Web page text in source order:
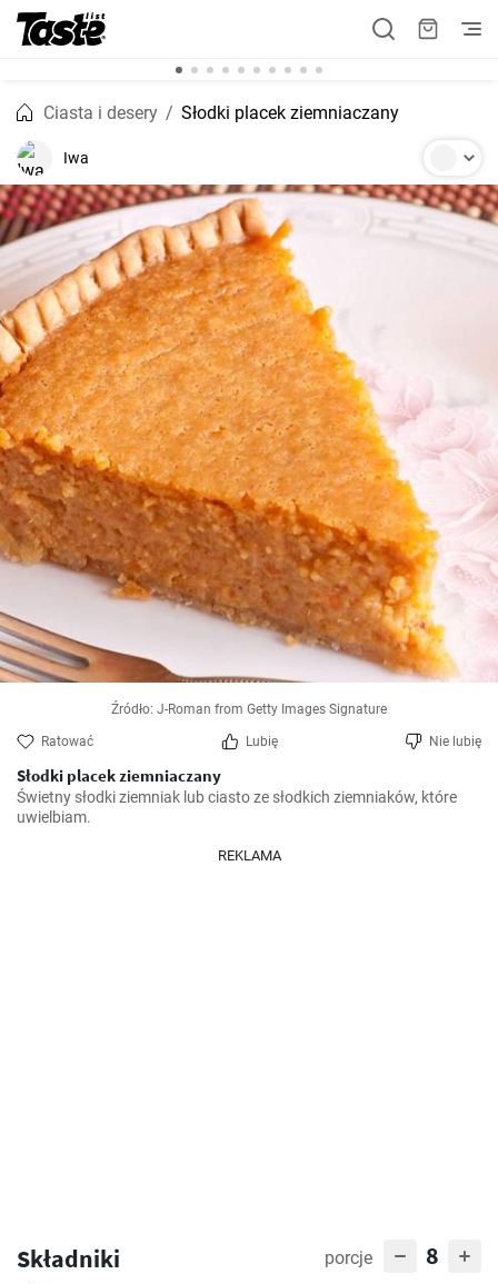
Ciasta i desery Słodki placek ziemniaczany
Iwa
Źródło: J-Roman from Getty Images Signature
Ratować Lubię Nie lubię
Słodki placek ziemniaczany
Świetny słodki ziemniak lub ciasto ze słodkich ziemniaków, które
uwielbiam.
REKLAMA
Składniki porcje 8